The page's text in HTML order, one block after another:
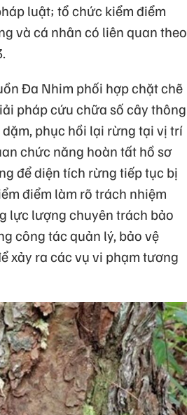
luật; tổ chức kiểm điểm
và cá nhân có liên quan theo
Đa Nhim phối hợp chặt chẽ
pháp cứu chữa số cây thông
phục hồi lại rừng tại vị trí
chức năng hoàn tất hồ sơ
để diện tích rừng tiếp tục bị
điểm làm rõ trách nhiệm
lực lượng chuyên trách bảo
công tác quản lý, bảo vệ
xảy ra các vụ vi phạm tương